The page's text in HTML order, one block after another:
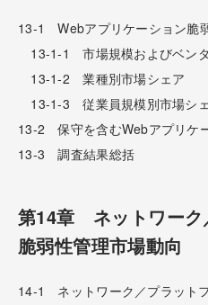
13-1 Webアプリケーション脆
13-1-1 市場規模およびベン
13-1-2 業種別市場シェア
13-1-3 従業員規模別市場シ
13-2 保守を含むWebアプリケ
13-3 調査結果総括
第14章 ネットワーク
脆弱性管理市場動向
14-1 ネットワーク／プラット